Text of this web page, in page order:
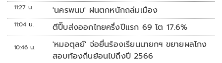
11:27 น. 'นครพนม' ฝนตกหนักถล่มเมือง
11:04 น. ตีปี๊บส่งออกไทยครึ่งปีแรก 69 โต 17.6%
10:46 น.
'หมอตุลย์' จ่อยื่นร้องเรียนนายกฯ ขยายผลโกง
สอบท้องถิ่นย้อนไปถึงปี 2566